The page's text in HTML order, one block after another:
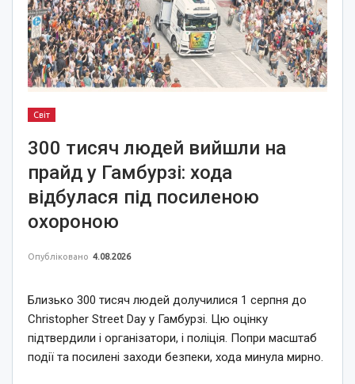
Світ
300 тисяч людей вийшли на
прайд у Гамбурзі: хода
відбулася під посиленою
охороною
Опубліковано 4.08.2026
Близько 300 тисяч людей долучилися 1 серпня до
Christopher Street Day у Гамбурзі. Цю оцінку
підтвердили і організатори, і поліція. Попри масштаб
події та посилені заходи безпеки, хода минула мирно.